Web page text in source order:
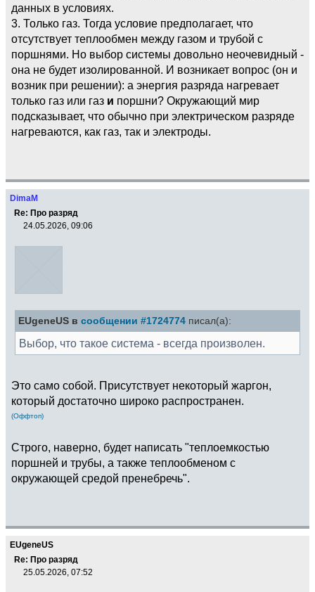
данных в условиях.
3. Только газ. Тогда условие предполагает, что
отсутствует теплообмен между газом и трубой с
поршнями. Но выбор системы довольно неочевидный -
она не будет изолированной. И возникает вопрос (он и
возник при решении): а энергия разряда нагревает
только газ или газ и поршни? Окружающий мир
подсказывает, что обычно при электрическом разряде
нагреваются, как газ, так и электроды.
DimaM
Re: Про разряд
24.05.2026, 09:06
EUgeneUS в сообщении #1724774 писал(а):
Выбор, что такое система - всегда произволен.
Это само собой. Присутствует некоторый жаргон,
который достаточно широко распространен.
(Оффтоп)
Строго, наверно, будет написать "теплоемкостью
поршней и трубы, а также теплообменом с
окружающей средой пренебречь".
EUgeneUS
Re: Про разряд
25.05.2026, 07:52